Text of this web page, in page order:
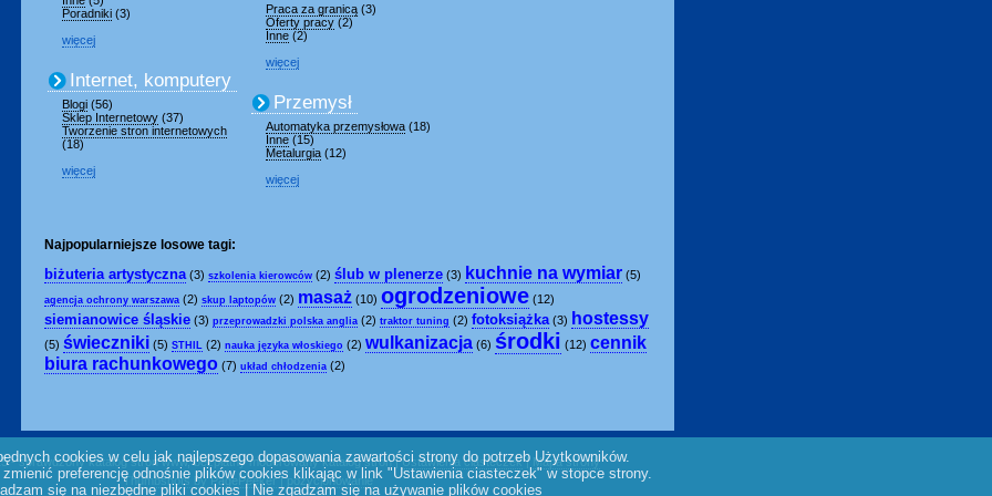
Poradniki (3)
więcej
Internet, komputery
Blogi (56)
Sklep Internetowy (37)
Tworzenie stron internetowych
(18)
więcej
Praca za granicą (3)
Oferty pracy (2)
Inne (2)
więcej
Przemysł
Automatyka przemysłowa (18)
Inne (15)
Metalurgia (12)
więcej
Najpopularniejsze losowe tagi:
biżuteria artystyczna (3) szkolenia kierowców (2) ślub w plenerze (3) kuchnie na wymiar (5)
agencja ochrony warszawa (2) skup laptopów (2) masaż (10) ogrodzeniowe (12)
siemianowice śląskie (3) przeprowadzki polska anglia (2) traktor tuning (2) fotoksiążka (3) hostessy
(5) świeczniki (5) STHIL (2) nauka języka włoskiego (2) wulkanizacja (6) środki (12) cennik
biura rachunkowego (7) układ chłodzenia (2)
- sprawdzony katalog stron www, bezpłatny moderowany katalog stron |Ustawienia ciasteczek| Mapa strony
Thumbshots by PagePeeker|pozycjonowanie
cookies w celu jak najlepszego dopasowania zawartości strony do potrzeb Użytkowników.
preferencję odnośnie plików cookies klikając w link "Ustawienia ciasteczek" w stopce strony.
się na niezbędne pliki cookies|Nie zgadzam się na używanie plików cookies